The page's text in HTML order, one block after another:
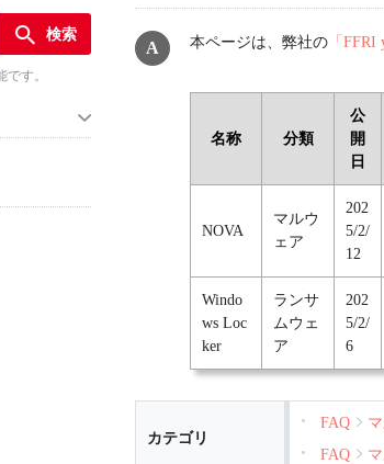
す。
本ページは、弊社の 「
名称 分類
公
開
日
NOVA
マルウ
ェア
202
5/2/
12
Windo
ws Loc
ker
ランサ
ムウェ
ア
202
5/2/
6
カテゴリ
FAQ
FAQ